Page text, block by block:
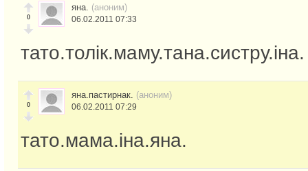
0
яна. (аноним)
06.02.2011 07:33
тато.толік.маму.тана.систру.іна.
0
яна.пастирнак. (аноним)
06.02.2011 07:29
тато.мама.іна.яна.